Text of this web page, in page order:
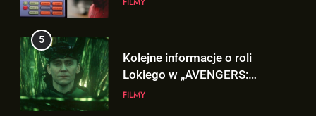
DOOMSDAY”!
6
Trailer „AVENGERS: ENDGAME
ENCORE” nadchodzi!
5
Kolejne informacje o roli
Lokiego w „AVENGERS: